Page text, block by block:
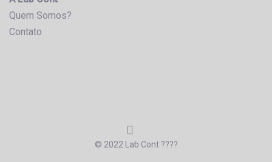
Quem Somos?
Contato
© 2022 Lab Cont ????